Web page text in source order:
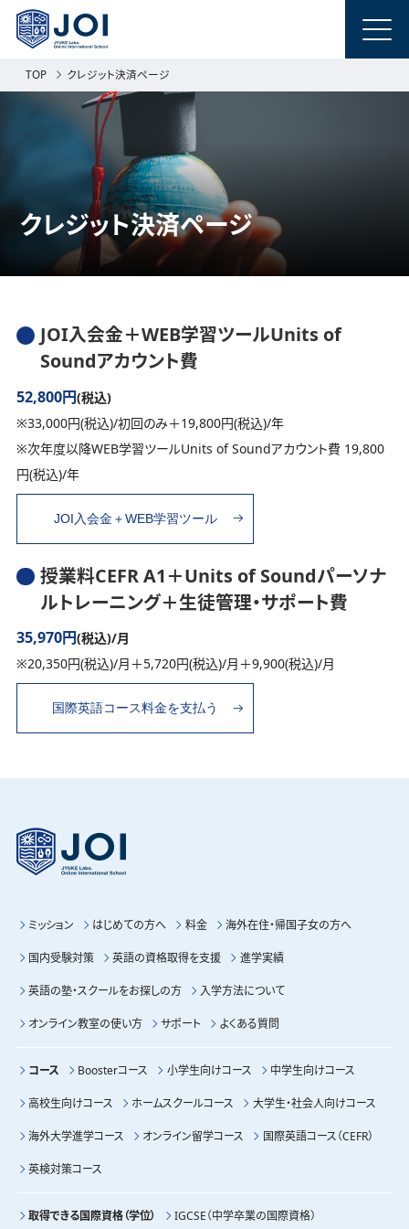
TOP クレジット決済ページ
クレジット決済ページ
JOI入会金＋WEB学習ツールUnits of
Soundアカウント費
52,800円(税込)
※33,000円(税込)/初回のみ＋19,800円(税込)/年
※次年度以降WEB学習ツールUnits of Soundアカウント費 19,800
円(税込)/年
授業料CEFR A1＋Units of Soundパーソナ
ルトレーニング＋生徒管理・サポート費
35,970円(税込)/月
※20,350円(税込)/月＋5,720円(税込)/月＋9,900(税込)/月
ミッション はじめての方へ 料金 海外在住・帰国子女の方へ
国内受験対策 英語の資格取得を支援 進学実績
英語の塾・スクールをお探しの方 入学方法について
オンライン教室の使い方 サポート よくある質問
コース Boosterコース 小学生向けコース 中学生向けコース
高校生向けコース ホームスクールコース 大学生・社会人向けコース
海外大学進学コース オンライン留学コース 国際英語コース（CEFR）
英検対策コース
取得できる国際資格（学位） IGCSE（中学卒業の国際資格）